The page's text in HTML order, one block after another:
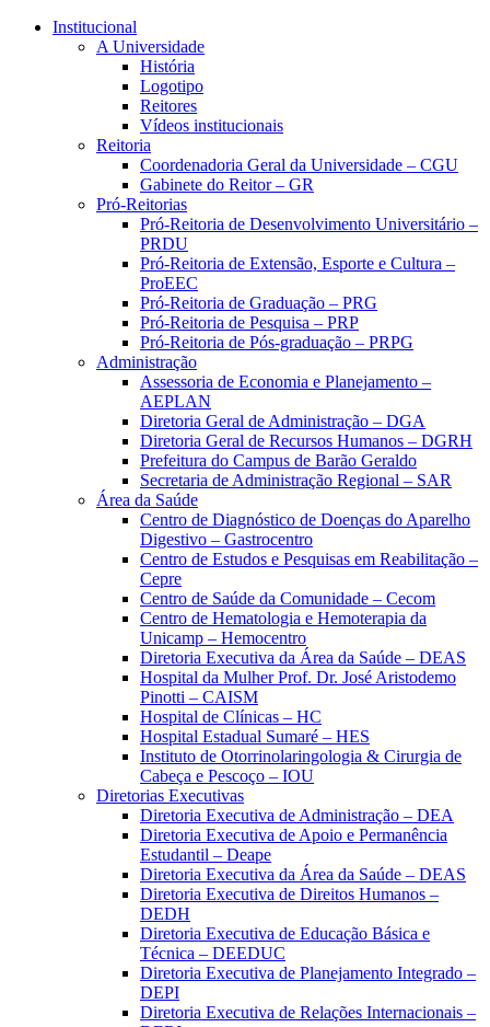
Conteúdo principal
Institucional
A Universidade
História
Logotipo
Reitores
Vídeos institucionais
Reitoria
Coordenadoria Geral da Universidade – CGU
Gabinete do Reitor – GR
Pró-Reitorias
Pró-Reitoria de Desenvolvimento Universitário –
PRDU
Pró-Reitoria de Extensão, Esporte e Cultura –
ProEEC
Pró-Reitoria de Graduação – PRG
Pró-Reitoria de Pesquisa – PRP
Pró-Reitoria de Pós-graduação – PRPG
Administração
Assessoria de Economia e Planejamento –
AEPLAN
Diretoria Geral de Administração – DGA
Diretoria Geral de Recursos Humanos – DGRH
Prefeitura do Campus de Barão Geraldo
Secretaria de Administração Regional – SAR
Área da Saúde
Centro de Diagnóstico de Doenças do Aparelho
Digestivo – Gastrocentro
Centro de Estudos e Pesquisas em Reabilitação –
Cepre
Centro de Saúde da Comunidade – Cecom
Centro de Hematologia e Hemoterapia da
Unicamp – Hemocentro
Diretoria Executiva da Área da Saúde – DEAS
Hospital da Mulher Prof. Dr. José Aristodemo
Pinotti – CAISM
Hospital de Clínicas – HC
Hospital Estadual Sumaré – HES
Instituto de Otorrinolaringologia & Cirurgia de
Cabeça e Pescoço – IOU
Diretorias Executivas
Diretoria Executiva de Administração – DEA
Diretoria Executiva de Apoio e Permanência
Estudantil – Deape
Diretoria Executiva da Área da Saúde – DEAS
Diretoria Executiva de Direitos Humanos –
DEDH
Diretoria Executiva de Educação Básica e
Técnica – DEEDUC
Diretoria Executiva de Planejamento Integrado –
DEPI
Diretoria Executiva de Relações Internacionais –